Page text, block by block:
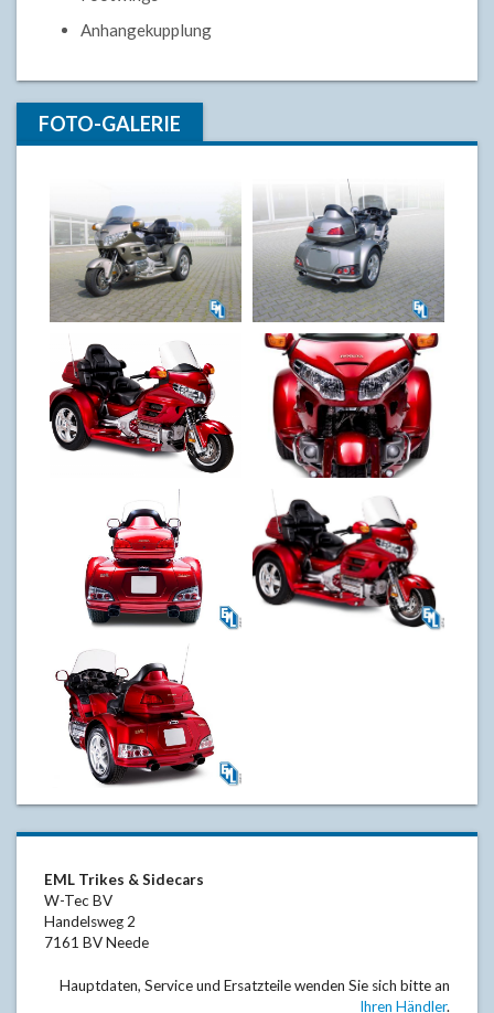
Anhangekupplung
FOTO-GALERIE
EML Martinique EML Martinique
GLS1800 GLS1800
GLS1800 GLS1800
GLS1800
EML Trikes & Sidecars
W-Tec BV
Handelsweg 2
7161 BV Neede
Hauptdaten, Service und Ersatzteile wenden Sie sich bitte an
Ihren Händler.